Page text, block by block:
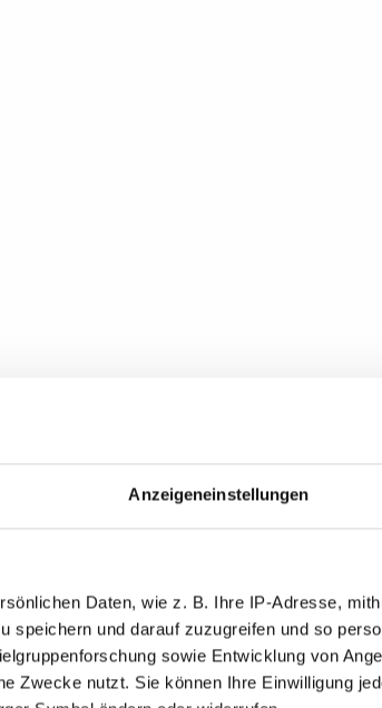
Anzeigeneinstellungen
Daten, wie z. B. Ihre IP-Adresse,
speichern und darauf zuzugreifen und so
sowie Entwicklung von
Zwecke nutzt. Sie können Ihre Einwilligung